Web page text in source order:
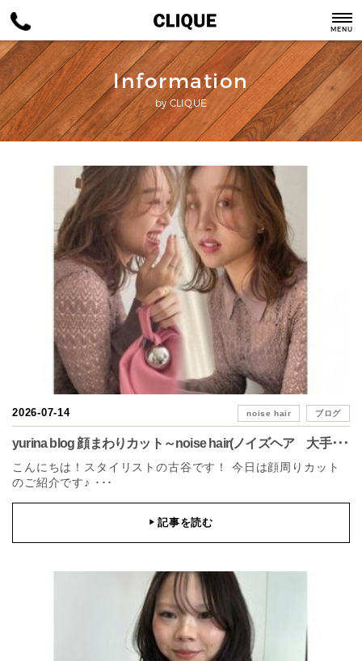
MENU
Information
by CLIQUE
2026-07-14 noise hair ブログ
yurina blog 顔まわりカット～noise hair(ノイズヘア 大手･･･
こんにちは！スタイリストの古谷です！ 今日は顔周りカット
のご紹介です♪ ･･･
▶記事を読む